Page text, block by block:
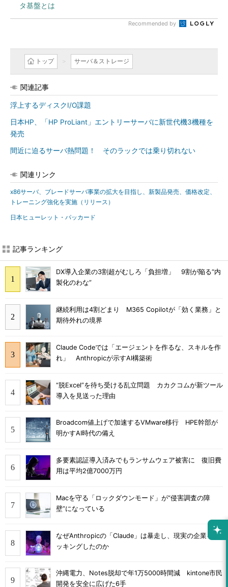
タ基盤とは
Recommended by
トップ サーバ＆ストレージ
関連記事
浮上するディスクI/O課題
日本HP、「HP ProLiant」エントリーサーバに新世代機3機種を
発売
間近に迫るサーバ熱問題！ そのラックでは乗り切れない
関連リンク
x86サーバ、ブレードサーバ事業の拡大を目指し、新製品発売、価格改定、
トレーニング強化を実施（リリース）
日本ヒューレット・パッカード
記事ランキング
DX導入企業の3割超がむしろ「負担増」 9割が陥る“内
製化のわな”
継続利用は4割どまり M365 Copilotが「効く業務」と
期待外れの境界
Claude Codeでは「エージェントを作るな、スキルを作
れ」 Anthropicが示すAI構築術
“脱Excel”を待ち受ける乱立問題 カカクコムが新ツール
導入を見送った理由
Broadcom値上げで加速するVMware移行 HPE幹部が
明かすAI時代の備え
多要素認証導入済みでもランサムウェア被害に 復旧費
用は平均2億7000万円
Macを守る「ロックダウンモード」が“侵害調査の障
壁”になっている
なぜAnthropicの「Claude」は暴走し、現実の企業をハ
ッキングしたのか
沖縄電力、Notes脱却で年1万5000時間減 kintone市民
開発を安全に広げた6手